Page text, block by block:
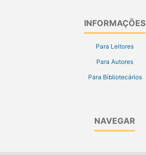
INFORMAÇÕES
Para Leitores
Para Autores
Para Bibliotecários
NAVEGAR